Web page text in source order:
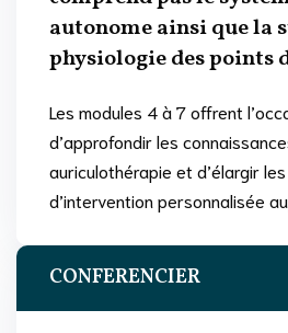
CONFERENCIER
autonome ainsi que la
physiologie des points
Les modules 4 à 7 offrent
d’approfondir les
auriculothérapie et d’élargir
d’intervention personnalisée